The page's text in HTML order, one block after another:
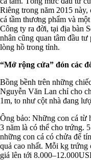
Riêng trong năm 2015
cá tầm thương phẩm và
Công ty ra đời, tại địa bàn
nhân cũng quan tâm đầu
lòng hồ trong tỉnh.
“Mở rộng cửa” đón các
Bồng bềnh trên những
Nguyễn Văn Lan chỉ cho
1m, to như cột nhà đang
Ông bảo: Những con cá từ
3 năm là có thể cho trứng.
những con cá có chửa để
quả cao nhất. Mỗi kg trứng
giá lên tới